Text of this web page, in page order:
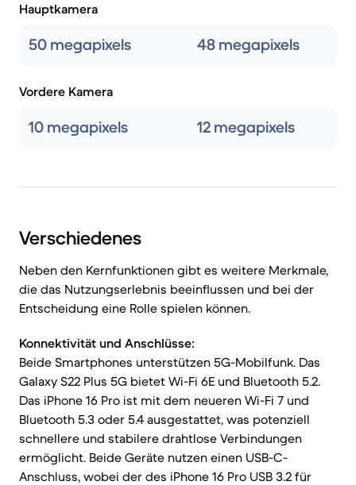
Hauptkamera
50 megapixels 48 megapixels
Vordere Kamera
10 megapixels 12 megapixels
Verschiedenes
Neben den Kernfunktionen gibt es weitere Merkmale,
die das Nutzungserlebnis beeinflussen und bei der
Entscheidung eine Rolle spielen können.
Konnektivität und Anschlüsse:
Beide Smartphones unterstützen 5G-Mobilfunk. Das
Galaxy S22 Plus 5G bietet Wi-Fi 6E und Bluetooth 5.2.
Das iPhone 16 Pro ist mit dem neueren Wi-Fi 7 und
Bluetooth 5.3 oder 5.4 ausgestattet, was potenziell
schnellere und stabilere drahtlose Verbindungen
ermöglicht. Beide Geräte nutzen einen USB-C-
Anschluss, wobei der des iPhone 16 Pro USB 3.2 für